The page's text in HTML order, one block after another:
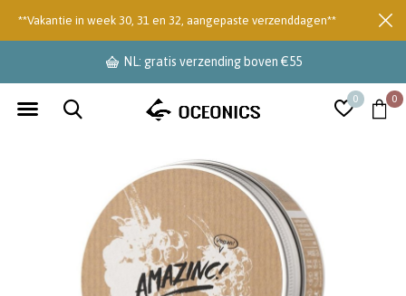
0 0
NL: gratis verzending boven €55
**Vakantie in week 30, 31 en 32, aangepaste verzenddagen**